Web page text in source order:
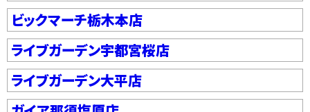
ビックマーチ栃木本店
ライブガーデン宇都宮桜店
ライブガーデン大平店